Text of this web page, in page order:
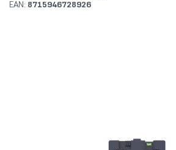
EAN: 8715946728926